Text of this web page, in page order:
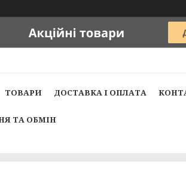
ТОВАРИ ДОСТАВКА І ОПЛАТА
ТА ОБМІН